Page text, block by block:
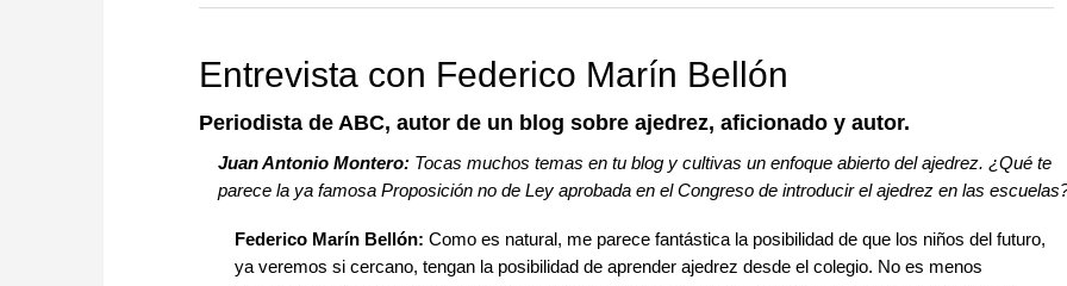
more efficiently, intelligently and with a more personalised
Entrevista con Federico Marín Bellón
Periodista de ABC, autor de un blog sobre ajedrez, aficionado y autor.
Juan Antonio Montero:Tocas muchos temas en tu blog y cultivas un enfoque abierto del ajedrez. ¿Qué te
parece la ya famosa Proposición no de Ley aprobada en el Congreso de introducir el ajedrez en las
Federico Marín Bellón: Como es natural, me parece fantástica la posibilidad de que los niños del futuro,
ya veremos si cercano, tengan la posibilidad de aprender ajedrez desde el colegio. No es menos